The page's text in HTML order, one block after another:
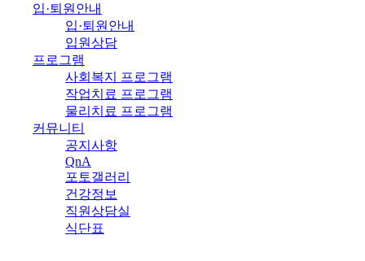
입·퇴원안내
입·퇴원안내
입원상담
프로그램
사회복지 프로그램
작업치료 프로그램
물리치료 프로그램
커뮤니티
공지사항
QnA
포토갤러리
건강정보
직원상담실
식단표